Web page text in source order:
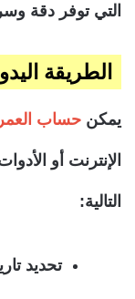
التي توفر دقة
الطريقة
يمكن حساب العمر
الإنترنت أو
التالية:
تحديد